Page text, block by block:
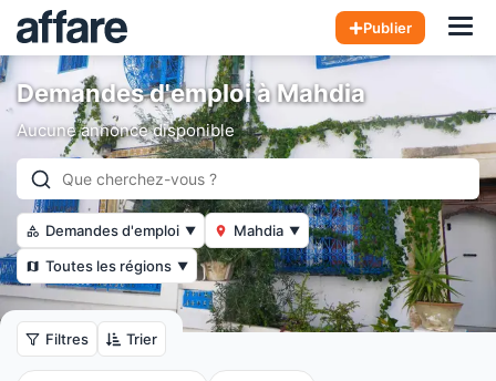
Publier
Demandes d'emploi à Mahdia
Aucune annonce disponible
Demandes d'emploi ▼ Mahdia ▼
Toutes les régions ▼
Filtres Trier